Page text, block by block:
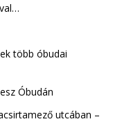
több óbudai
Óbudán
utcában –